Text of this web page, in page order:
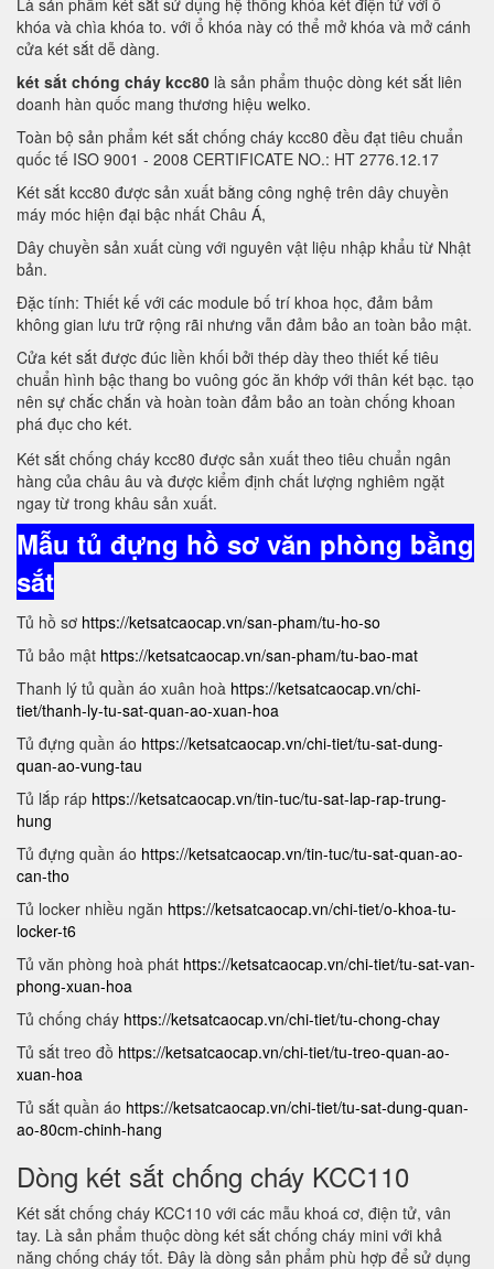
Là sản phẩm két sắt sử dụng hệ thống khóa két điện tử với ổ
khóa và chìa khóa to. với ổ khóa này có thể mở khóa và mở cánh
cửa két sắt dễ dàng.
két sắt chóng cháy kcc80 là sản phẩm thuộc dòng két sắt liên
doanh hàn quốc mang thương hiệu welko.
Toàn bộ sản phẩm két sắt chống cháy kcc80 đều đạt tiêu chuẩn
quốc tế ISO 9001 - 2008 CERTIFICATE NO.: HT 2776.12.17
Két sắt kcc80 được sản xuất bằng công nghệ trên dây chuyền
máy móc hiện đại bậc nhất Châu Á,
Dây chuyền sản xuất cùng với nguyên vật liệu nhập khẩu từ Nhật
bản.
Đặc tính: Thiết kế với các module bố trí khoa học, đảm bảm
không gian lưu trữ rộng rãi nhưng vẫn đảm bảo an toàn bảo mật.
Cửa két sắt được đúc liền khối bởi thép dày theo thiết kế tiêu
chuẩn hình bậc thang bo vuông góc ăn khớp với thân két bạc. tạo
nên sự chắc chắn và hoàn toàn đảm bảo an toàn chống khoan
phá đục cho két.
Két sắt chống cháy kcc80 được sản xuất theo tiêu chuẩn ngân
hàng của châu âu và được kiểm định chất lượng nghiêm ngặt
ngay từ trong khâu sản xuất.
Mẫu tủ đựng hồ sơ văn phòng bằng
sắt
Tủ hồ sơ https://ketsatcaocap.vn/san-pham/tu-ho-so
Tủ bảo mật https://ketsatcaocap.vn/san-pham/tu-bao-mat
Thanh lý tủ quần áo xuân hoà https://ketsatcaocap.vn/chi-
tiet/thanh-ly-tu-sat-quan-ao-xuan-hoa
Tủ đựng quần áo https://ketsatcaocap.vn/chi-tiet/tu-sat-dung-
quan-ao-vung-tau
Tủ lắp ráp https://ketsatcaocap.vn/tin-tuc/tu-sat-lap-rap-trung-
hung
Tủ đựng quần áo https://ketsatcaocap.vn/tin-tuc/tu-sat-quan-ao-
can-tho
Tủ locker nhiều ngăn https://ketsatcaocap.vn/chi-tiet/o-khoa-tu-
locker-t6
Tủ văn phòng hoà phát https://ketsatcaocap.vn/chi-tiet/tu-sat-van-
phong-xuan-hoa
Tủ chống cháy https://ketsatcaocap.vn/chi-tiet/tu-chong-chay
Tủ sắt treo đồ https://ketsatcaocap.vn/chi-tiet/tu-treo-quan-ao-
xuan-hoa
Tủ sắt quần áo https://ketsatcaocap.vn/chi-tiet/tu-sat-dung-quan-
ao-80cm-chinh-hang
Dòng két sắt chống cháy KCC110
Két sắt chống cháy KCC110 với các mẫu khoá cơ, điện tử, vân
tay. Là sản phẩm thuộc dòng két sắt chống cháy mini với khả
năng chống cháy tốt. Đây là dòng sản phẩm phù hợp để sử dụng